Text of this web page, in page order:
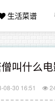
生活菜谱
叫什么
08-30 16:51